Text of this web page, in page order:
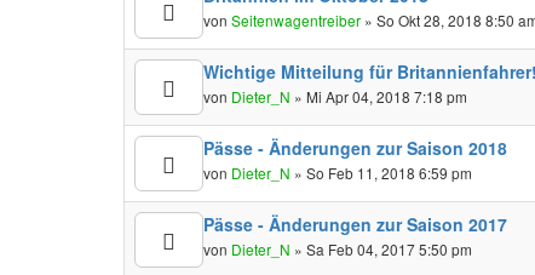
vonSeitenwagentreiber » So Okt 28, 2018 8:50
Wichtige Mitteilung für Britannienfahrer!
von Dieter_N » Mi Apr 04, 2018 7:18 pm
Pässe - Änderungen zur Saison 2018
von Dieter_N » So Feb 11, 2018 6:59 pm
Pässe - Änderungen zur Saison 2017
von Dieter_N » Sa Feb 04, 2017 5:50 pm